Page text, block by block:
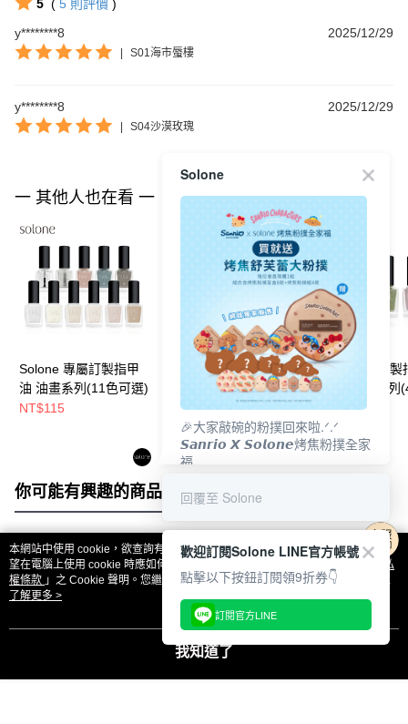
5 ( 5 則評價 )
y********8
2025/12/29
S01海市蜃樓
y********8 2025/12/29
S04沙漠玫瑰
一 其他人也在看 一
Solone 專屬訂製指甲
油 油畫系列(11色可選)
NT$115
Solone 專屬訂製指甲
油 幻彩流砂系列(4色
可選)
NT$115
Solone 專屬訂製
油 冰晶果茶系列
可選)
NT$115
你可能有興趣的商品 全站排行
熱門標籤
本網站中使用 cookie，欲查詢有關本網站使用 cookie 方式之詳情，及若您不希
望在電腦上使用 cookie 時應如何變更電腦的 cookie 設定，請參閱本網站「
隱私
權條款 」之 Cookie 聲明。您繼續使用本網站即表示您同意本公司得按本網站使
用條款之 Cookie 聲明使用 cookie。
了解更多 >
我知道了
Solone
🎉大家敲碗的粉撲回來啦.ᐟ‪‪.ᐟ
𝙎𝙖𝙣𝙧𝙞𝙤 𝙓 𝙎𝙤𝙡𝙤𝙣𝙚烤焦粉撲全家
福
回覆至 Solone
歡迎訂閱Solone LINE官方帳號
點擊以下按鈕訂閱領9折券👇
訂閱官方LINE